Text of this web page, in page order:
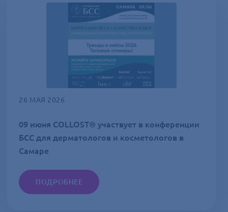
26 МАЯ 2026
09 июня COLLOST® участвует в конференции
БСС для дерматологов и косметологов в
Самаре
ПОДРОБНЕЕ